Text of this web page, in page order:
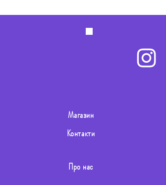
Магазин
Контакти
Про нас